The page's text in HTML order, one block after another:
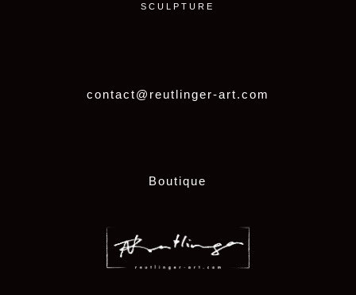
SCULPTURE
contact@reutlinger-art.com
Boutique